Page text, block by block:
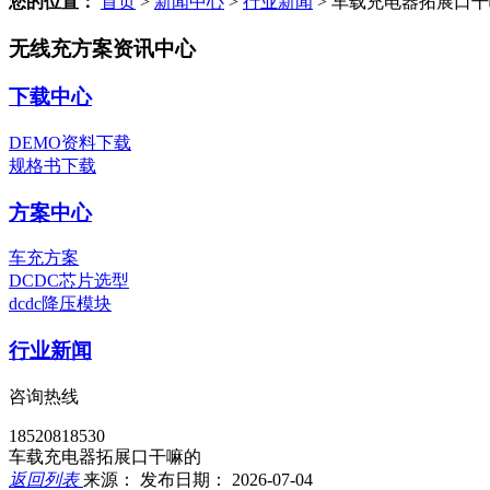
无线充方案资讯中心
下载中心
DEMO资料下载
规格书下载
方案中心
车充方案
DCDC芯片选型
dcdc降压模块
行业新闻
咨询热线
18520818530
车载充电器拓展口干嘛的
返回列表来源： 发布日期： 2026-07-04